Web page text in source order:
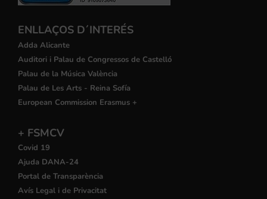
ENLLAÇOS D´INTERÉS
Adda Alicante
Auditori i Palau de Congressos de Castelló
Palau de la Música València
Palau de Les Arts - Reina Sofía
European Commission Erasmus +
+ FSMCV
Covid 19
Ajuda DANA-24
Portal de Transparència
Avís Legal i de Privacitat